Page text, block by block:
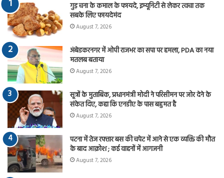
गुड़ चना के कमाल के फायदे, इम्यूनिटी से लेकर त्वचा तक
सबके लिए फायदेमंद
August 7, 2026
अंबेडकरनगर में ओपी राजभर का सपा पर हमला, PDA का नया
मतलब बताया
August 7, 2026
सूत्रों के मुताबिक, प्रधानमंत्री मोदी ने परिसीमन पर जोर देने के
संकेत दिए, कहा कि एनडीए के पास बहुमत है
August 7, 2026
पटना में तेज रफ्तार बस की चपेट में आने से एक व्यक्ति की मौत
के बाद आक्रोश ; कई वाहनों में आगजनी
August 7, 2026